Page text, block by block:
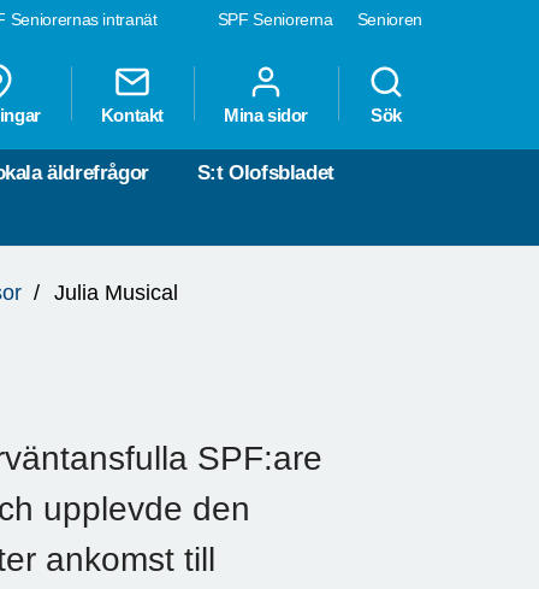
SPF Seniorerna Senioren
Seniorernas intranät
Kontakt Mina sidor Sök
äldrefrågor S:t Olofsbladet
Julia Musical
SPF:are
upplevde den
ankomst till